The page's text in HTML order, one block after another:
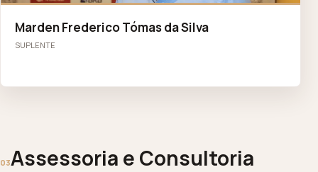
Marden Frederico Tómas da Silva
SUPLENTE
03Assessoria e Consultoria